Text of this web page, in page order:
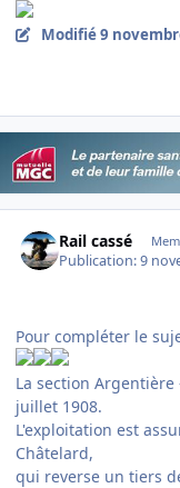
Modifié9
Rail cassé
Publication:9
Pour compléter le
La section
juillet 1908.
L'exploitation est
Châtelard,
qui reverse un tiers